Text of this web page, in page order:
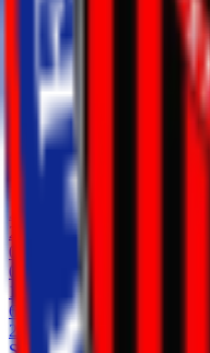
Classificação
2
0
0
10
6
2